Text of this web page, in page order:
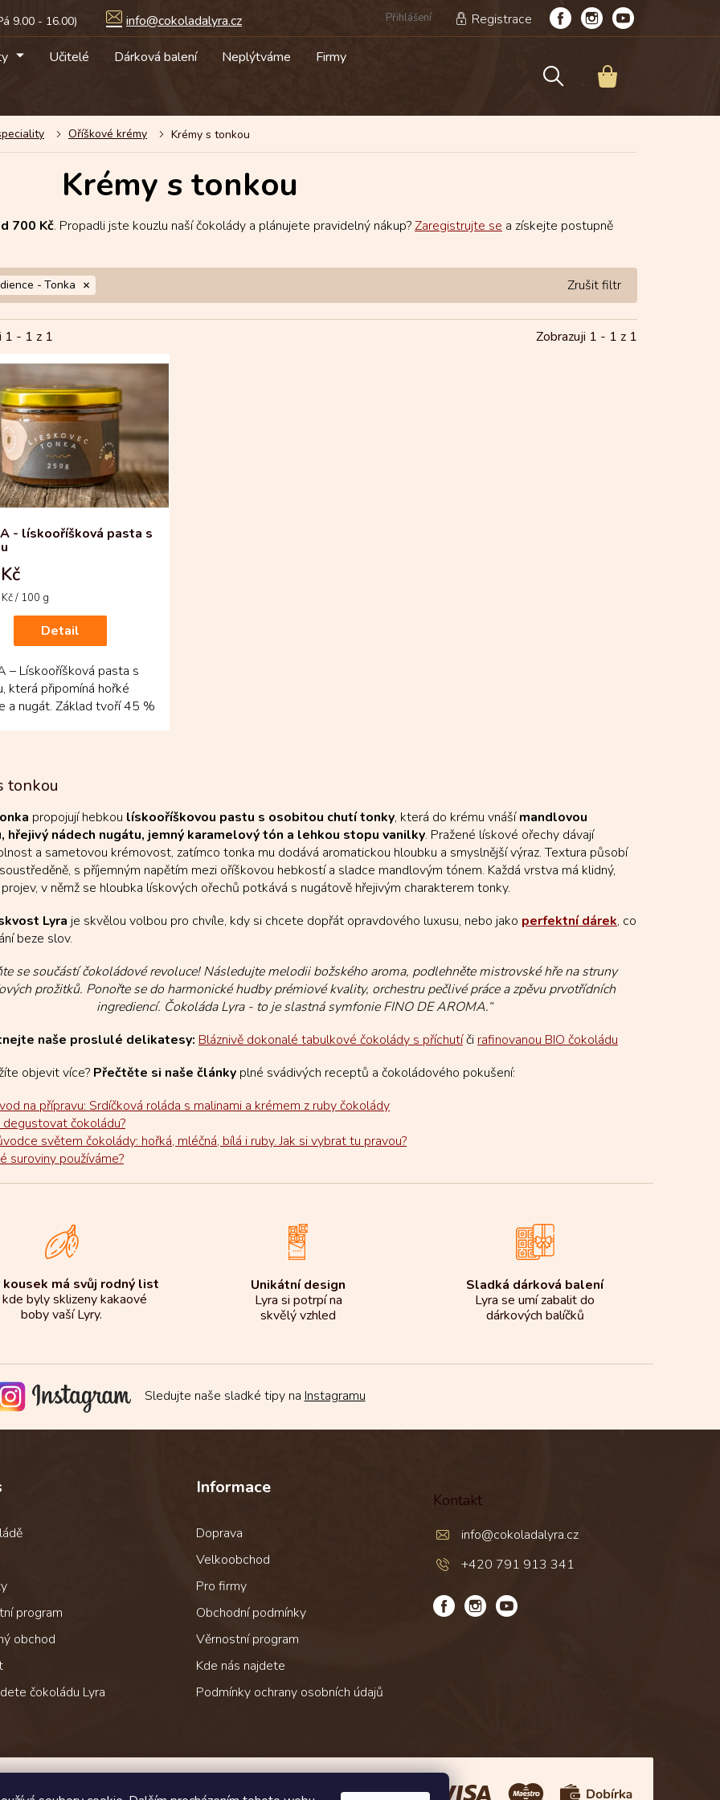
info@cokoladalyra.cz Přihlášení Registrace
NÁKUPNÍ
Učitelé Dárková balení Neplýtváme Firmy
Oříškové krémy Krémy s tonkou
Krémy s tonkou
700 Kč. Propadli jste kouzlu naší čokolády a plánujete pravidelný nákup?Zaregistrujte se a získejte postupně
- Tonka
1 - 1 z 1 Zobrazuji 1 - 1 z 1
- lískooříšková pasta s
/ 100 g
Detail
– Lískooříšková pasta s
která připomíná hořké
a nugát. Základ tvoří 45 %
d
a
c
í
p
r
v
k
ý
p
i
u
tonkou
propojují hebkou lískooříškovou pastu s osobitou chutí tonky, která do krému vnášímandlovou
hřejivý nádech nugátu, jemný karamelový tón a lehkou stopu vanilky. Pražené lískové ořechy dávají
a sametovou krémovost, zatímco tonka mu dodává aromatickou hloubku a smyslnější výraz. Textura působí
s příjemným napětím mezi oříškovou hebkostí a sladce mandlovým tónem. Každá vrstva má klidný,
v němž se hloubka lískových ořechů potkává s nugátově hřejivým charakterem tonky.
Lyra je skvělou volbou pro chvíle, kdy si chcete dopřát opravdového luxusu, nebo jako perfektní dárek, co
beze slov.
se součástí čokoládové revoluce! Následujte melodii božského aroma, podlehněte mistrovské hře na struny
prožitků. Ponořte se do harmonické hudby prémiové kvality, orchestru pečlivé práce a zpěvu prvotřídních
ingrediencí. Čokoláda Lyra - to je slastná symfonie FINO DE AROMA.“
naše proslulé delikatesy: Bláznivě dokonalé tabulkové čokolády s příchutíči rafinovanou BIO čokoládu
objevit více? Přečtěte si naše články plné svádivých receptů a čokoládového pokušení:
na přípravu: Srdíčková roláda s malinami a krémem z ruby čokolády
degustovat čokoládu?
světem čokolády: hořká, mléčná, bílá i ruby. Jak si vybrat tu pravou?
suroviny používáme?
kousek má svůj rodný list
byly sklizeny kakaové
boby vaší Lyry.
Unikátní design
Lyra si potrpí na
skvělý vzhled
Sladká dárková balení
Lyra se umí zabalit do
dárkových balíčků
Sledujte naše sladké tipy na Instagramu
program
obchod
čokoládu Lyra
Informace
Doprava
Velkoobchod
Pro firmy
Obchodní podmínky
Věrnostní program
Kde nás najdete
Podmínky ochrany osobních údajů
Kontakt
info@cokoladalyra.cz
+420 791 913 341
Jak čokoládu přepravujeme Platba: